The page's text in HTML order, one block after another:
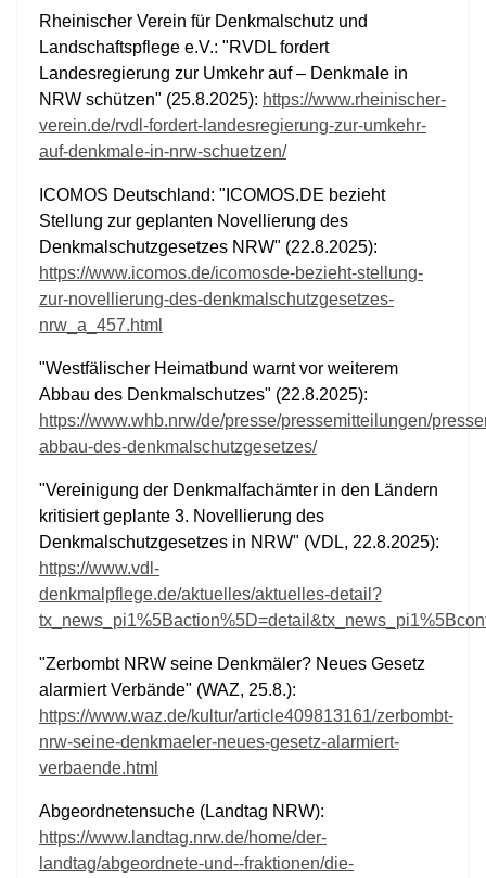
Rheinischer Verein für Denkmalschutz und
Landschaftspflege e.V.: "RVDL fordert
Landesregierung zur Umkehr auf – Denkmale in
NRW schützen" (25.8.2025): https://www.rheinischer-
verein.de/rvdl-fordert-landesregierung-zur-umkehr-
auf-denkmale-in-nrw-schuetzen/
ICOMOS Deutschland: "ICOMOS.DE bezieht
Stellung zur geplanten Novellierung des
Denkmalschutzgesetzes NRW" (22.8.2025):
https://www.icomos.de/icomosde-bezieht-stellung-
zur-novellierung-des-denkmalschutzgesetzes-
nrw_a_457.html
"Westfälischer Heimatbund warnt vor weiterem
Abbau des Denkmalschutzes" (22.8.2025):
https://www.whb.nrw/de/presse/pressemitteilungen/
abbau-des-denkmalschutzgesetzes/
"Vereinigung der Denkmalfachämter in den Ländern
kritisiert geplante 3. Novellierung des
Denkmalschutzgesetzes in NRW" (VDL, 22.8.2025):
https://www.vdl-
denkmalpflege.de/aktuelles/aktuelles-detail?
"Zerbombt NRW seine Denkmäler? Neues Gesetz
alarmiert Verbände" (WAZ, 25.8.):
https://www.waz.de/kultur/article409813161/zerbombt-
nrw-seine-denkmaeler-neues-gesetz-alarmiert-
verbaende.html
Abgeordnetensuche (Landtag NRW):
https://www.landtag.nrw.de/home/der-
landtag/abgeordnete-und--fraktionen/die-